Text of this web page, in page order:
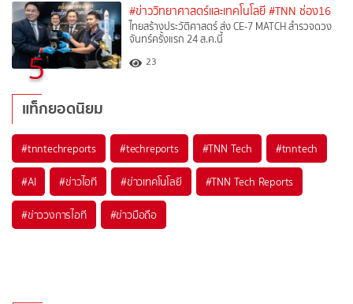
5
#ข่าววิทยาศาสตร์และเทคโนโลยี #TNN ช่อง16
ไทยสร้างประวัติศาสตร์ ส่ง CE-7 MATCH สำรวจดวง
จันทร์ครั้งแรก 24 ส.ค.นี้
23
แท็กยอดนิยม
#tnntechreports #techreports #TNN Tech #tnntech
#AI #ข่าวไอที #ข่าวเทคโนโลยี #TNN Tech Reports
#ข่าววงการไอที #ข่าวมือถือ